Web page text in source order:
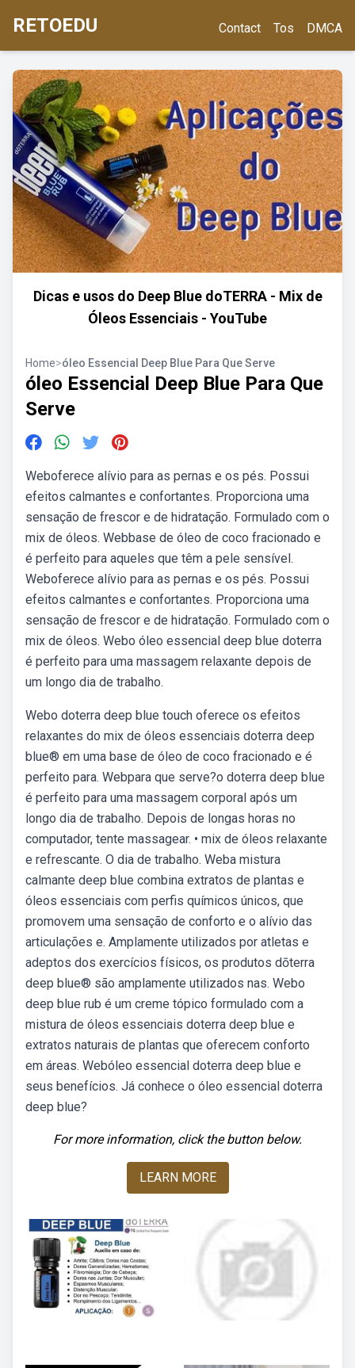
RETOEDU Contact Tos DMCA
Dicas e usos do Deep Blue doTERRA - Mix de
Óleos Essenciais - YouTube
Home>óleo Essencial Deep Blue Para Que Serve
óleo Essencial Deep Blue Para Que
Serve
Weboferece alívio para as pernas e os pés. Possui
efeitos calmantes e confortantes. Proporciona uma
sensação de frescor e de hidratação. Formulado com o
mix de óleos. Webbase de óleo de coco fracionado e
é perfeito para aqueles que têm a pele sensível.
Weboferece alívio para as pernas e os pés. Possui
efeitos calmantes e confortantes. Proporciona uma
sensação de frescor e de hidratação. Formulado com o
mix de óleos. Webo óleo essencial deep blue doterra
é perfeito para uma massagem relaxante depois de
um longo dia de trabalho.
Webo doterra deep blue touch oferece os efeitos
relaxantes do mix de óleos essenciais doterra deep
blue® em uma base de óleo de coco fracionado e é
perfeito para. Webpara que serve?o doterra deep blue
é perfeito para uma massagem corporal após um
longo dia de trabalho. Depois de longas horas no
computador, tente massagear. • mix de óleos relaxante
e refrescante. O dia de trabalho. Weba mistura
calmante deep blue combina extratos de plantas e
óleos essenciais com perfis químicos únicos, que
promovem uma sensação de conforto e o alívio das
articulações e. Amplamente utilizados por atletas e
adeptos dos exercícios físicos, os produtos dōterra
deep blue® são amplamente utilizados nas. Webo
deep blue rub é um creme tópico formulado com a
mistura de óleos essenciais doterra deep blue e
extratos naturais de plantas que oferecem conforto
em áreas. Webóleo essencial doterra deep blue e
seus benefícios. Já conhece o óleo essencial doterra
deep blue?
For more information, click the button below.
LEARN MORE